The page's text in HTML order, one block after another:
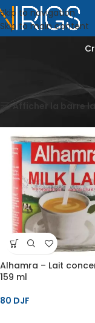
Skip to navigation
Skip to main content
Afficher la barre
Alhamra – Lait
159 ml
80 DJF